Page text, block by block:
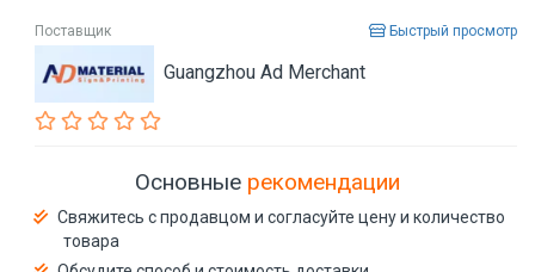
Поставщик Быстрый просмотр
Guangzhou Ad Merchant
Основные рекомендации
Свяжитесь с продавцом и согласуйте цену и количество
товара